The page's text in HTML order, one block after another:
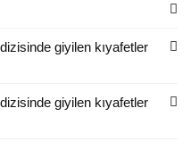
giyilen kıyafetler
giyilen kıyafetler